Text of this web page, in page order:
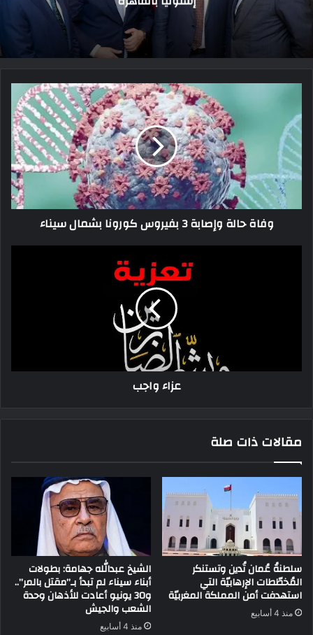
وفاة حالة وإصابة 3 بفيروس كورونا بشمال سيناء
عزاء واجب
مقالات ذات صلة
سلطنةُ عُمان تُدين وتستنكر
المُخطّطات الإرهابيّة التي
استهدفت أمن المملكة المغربيّة
منذ 4 أسابيع
الشيخ عبدالله جهامة: بطولات
أبناء سيناء لم تبدأ بـ”مقتل بالمر”..
و30 يونيو أعادت للأذهان وحدة
الشعب والجيش
منذ 4 أسابيع